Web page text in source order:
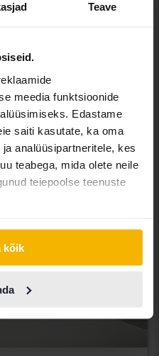
Teave
meedia funktsioonide
Edastame
saiti kasutate, ka oma
analüüsipartneritele, kes
teabega, mida olete neile
teiepoolse teenuste
kõik
Tulevad varsti